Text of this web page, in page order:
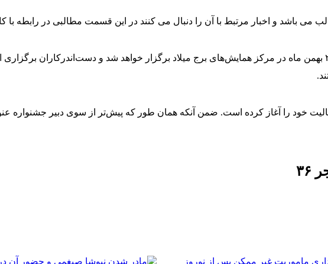
می باشد و اخبار مرتبط با آن را دنبال می کنند در این قسمت مطالبی در رابطه با
مراسم پایانی جشنواره سی و ششم فیلم فجر، عصر روز یکشنبه ۲۲ بهمن ماه در مرکز همایش‌های برج میلاد برگزار خواهد شد و
خود را آغاز کرده است. ضمن آنکه همان طور که پیش‌تر از سوی دبیر جشنواره